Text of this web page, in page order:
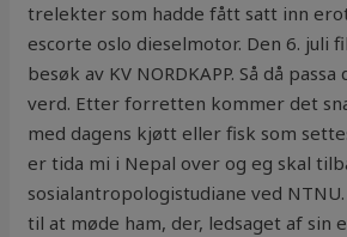
trelekter som hadde fått satt inn
escorte oslo dieselmotor. Den 6. juli
besøk av KV NORDKAPP. Så då
verd. Etter forretten kommer det
med dagens kjøtt eller fisk som
er tida mi i Nepal over og eg skal
sosialantropologistudiane ved
til at møde ham, der, ledsaget af sin